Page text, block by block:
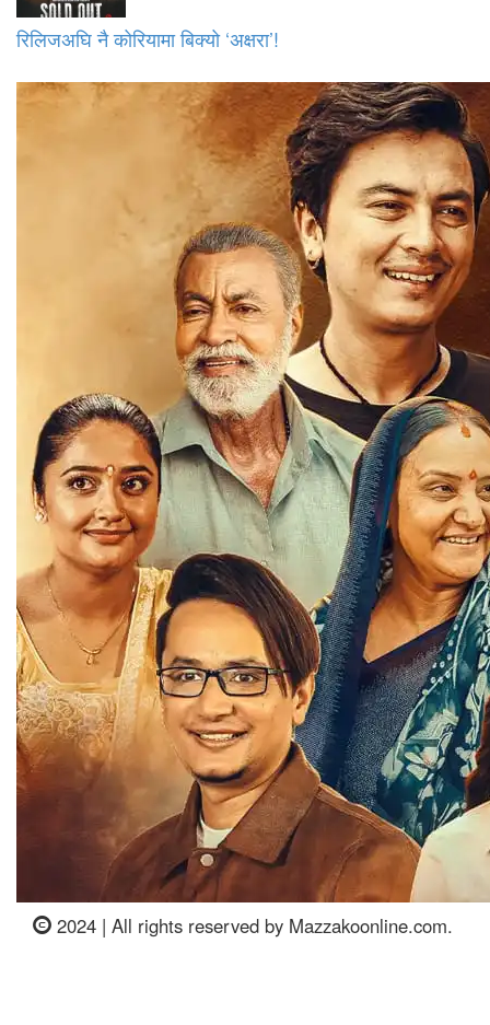
रिलिजअघि नै कोरियामा बिक्यो ‘अक्षरा’!
2024 | All rights reserved by Mazzakoonline.com.